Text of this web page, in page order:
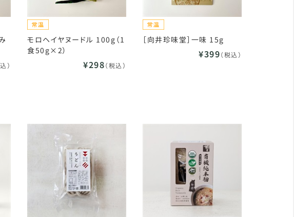
）
モロヘイヤヌードル 100g（1
食50g×2）
¥298（税込）
［向井珍味堂］一味 15g
¥399（税込）